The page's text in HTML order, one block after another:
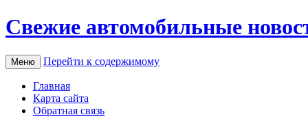
Свежие автомобильные
Меню Перейти к содержимому
Главная
Карта сайта
Обратная связь